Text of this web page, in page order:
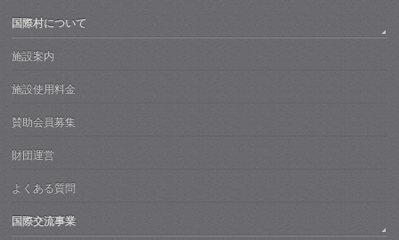
国際村について
施設案内
施設使用料金
賛助会員募集
財団運営
よくある質問
国際交流事業